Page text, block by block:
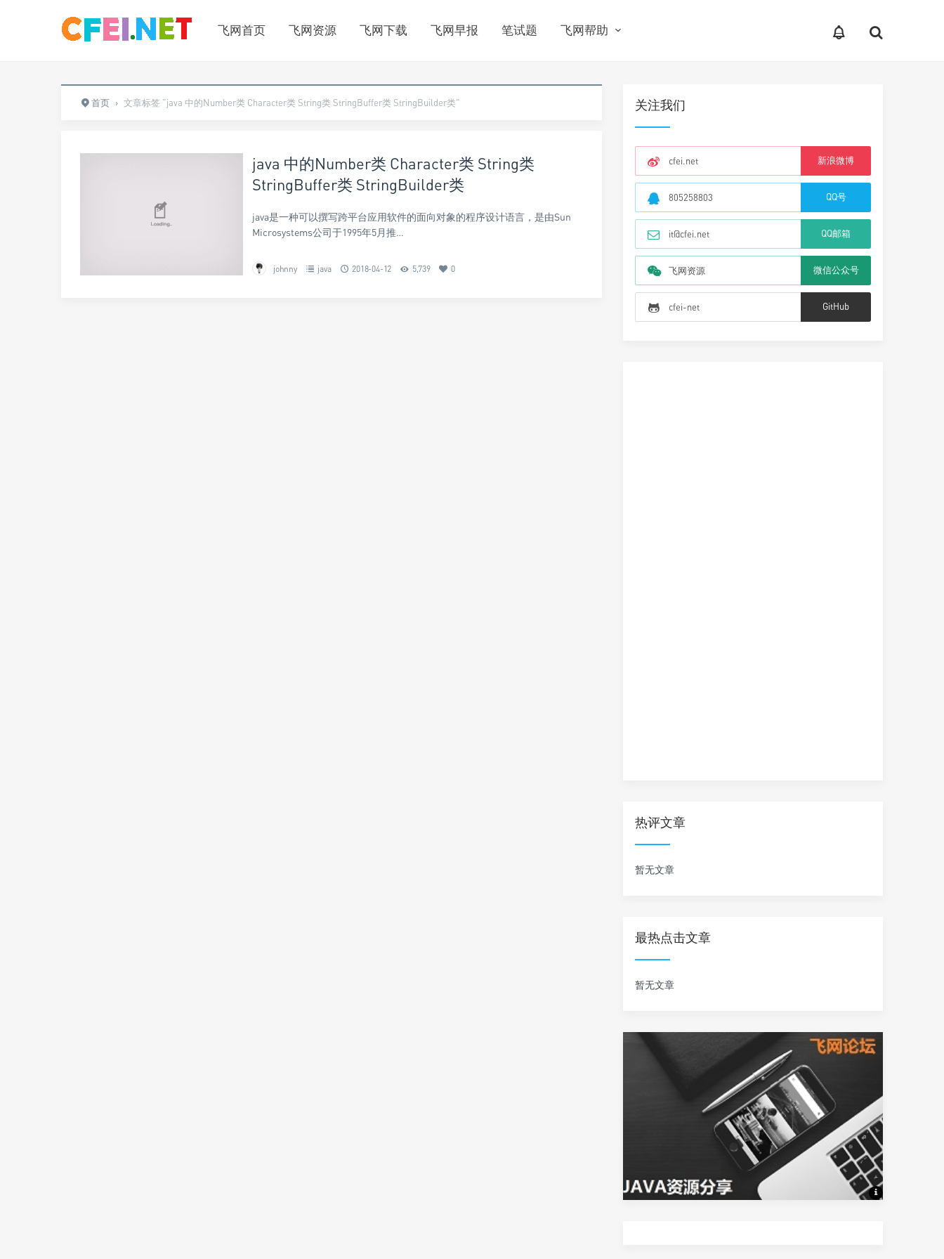
飞网首页 飞网资源 飞网下载 飞网早报 笔试题 飞网帮助
首页 › 文章标签 "java 中的Number类 Character类 String类 StringBuffer类 StringBuilder类"
java 中的Number类 Character类 String类
StringBuffer类 StringBuilder类
java是一种可以撰写跨平台应用软件的面向对象的程序设计语言，是由Sun
Microsystems公司于1995年5月推…
johnny java 2018-04-12 5,739 0
关注我们
cfei.net 新浪微博
805258803 QQ号
it@cfei.net QQ邮箱
飞网资源 微信公众号
cfei-net GitHub
热评文章
暂无文章
最热点击文章
暂无文章
Java资源分享